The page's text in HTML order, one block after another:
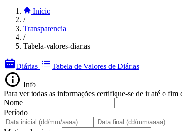
Início
/
Transparencia
/
Tabela-valores-diarias
Diárias Tabela de Valores de Diárias
Info
Para ver todas as informações certifique-se de ir até o
Nome
Período